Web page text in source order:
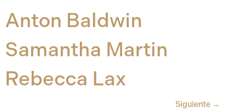
Anton Baldwin
Samantha Martin
Rebecca Lax
Siguiente →